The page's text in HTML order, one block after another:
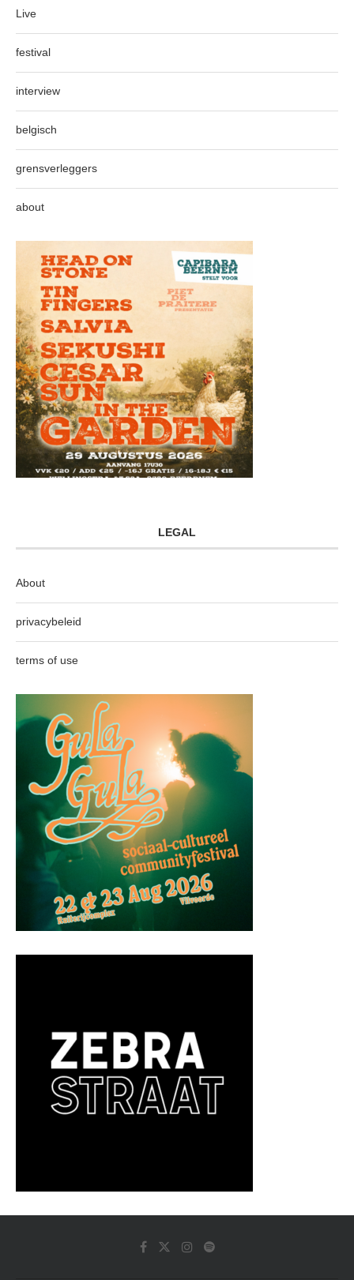
Live
festival
interview
belgisch
grensverleggers
about
LEGAL
About
privacybeleid
terms of use